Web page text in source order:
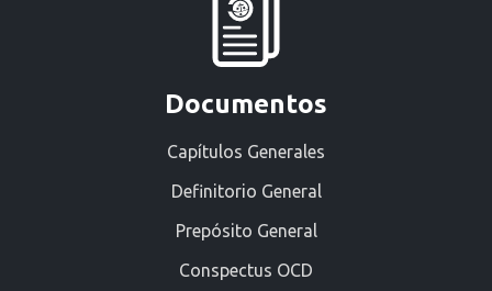
Documentos
Capítulos Generales
Definitorio General
Prepósito General
Conspectus OCD